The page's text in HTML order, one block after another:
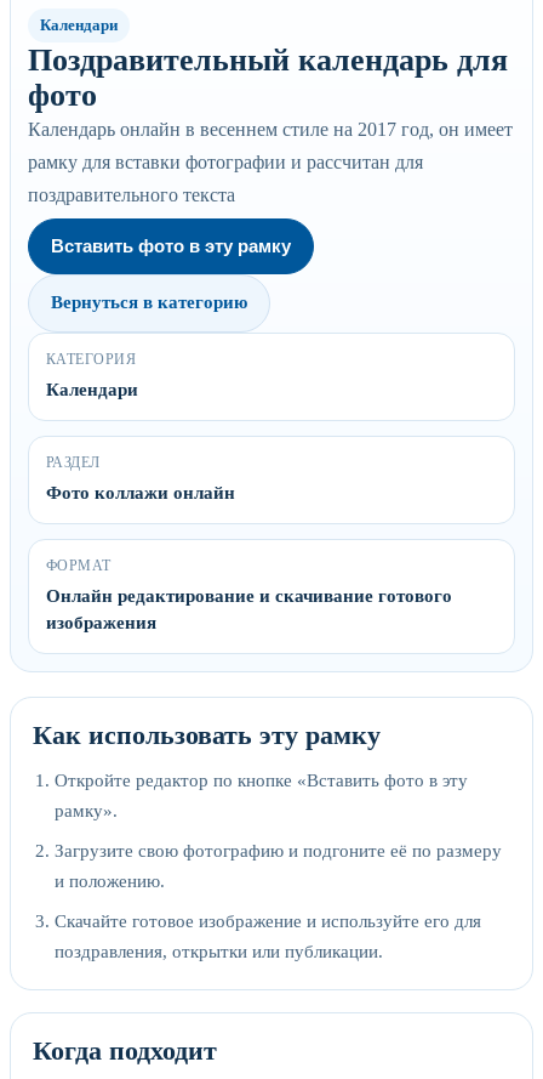
Календари
Поздравительный календарь для
фото
Календарь онлайн в весеннем стиле на 2017 год, он имеет
рамку для вставки фотографии и рассчитан для
поздравительного текста
Вставить фото в эту рамку
Вернуться в категорию
КАТЕГОРИЯ
Календари
РАЗДЕЛ
Фото коллажи онлайн
ФОРМАТ
Онлайн редактирование и скачивание готового
изображения
Как использовать эту рамку
Откройте редактор по кнопке «Вставить фото в эту
рамку».
Загрузите свою фотографию и подгоните её по размеру
и положению.
Скачайте готовое изображение и используйте его для
поздравления, открытки или публикации.
Когда подходит